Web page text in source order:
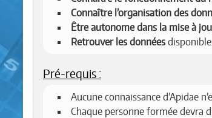
Connaître l’organisation des
Être autonome dans la mise à
Retrouver les données
Pré-requis :
Aucune connaissance d’Apidae
Chaque personne formée devra